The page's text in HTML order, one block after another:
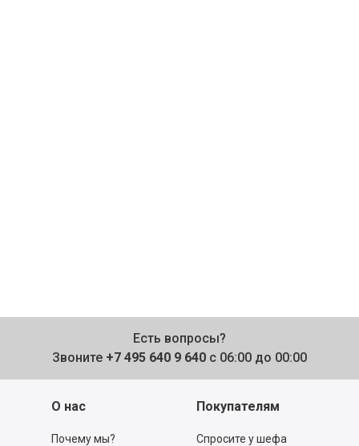
Есть вопросы?
Звоните +7 495 640 9 640 с 06:00 до 00:00
О нас
Почему мы?
Покупателям
Спросите у шефа